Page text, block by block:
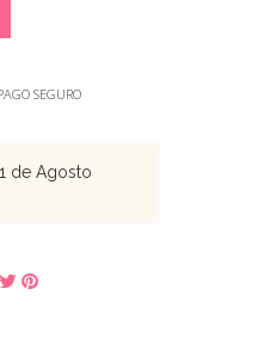
SEGURO
de Agosto